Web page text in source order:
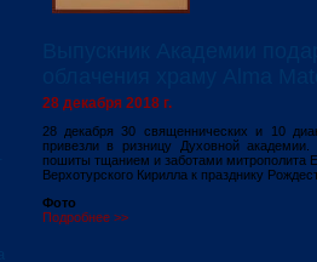
28 декабря 2018 г.
28 декабря 30 священнических и 10
привезли в ризницу Духовной
пошиты тщанием и заботами митрополита
Верхотурского Кирилла к празднику
Фото
Подробнее >>